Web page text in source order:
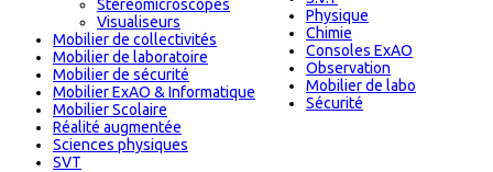
Physique
Chimie
Consoles ExAO
Observation
Mobilier de labo
Sécurité
Stéréomicroscopes
Visualiseurs
Mobilier de collectivités
Mobilier de laboratoire
Mobilier de sécurité
Mobilier ExAO & Informatique
Mobilier Scolaire
Réalité augmentée
Sciences physiques
SVT